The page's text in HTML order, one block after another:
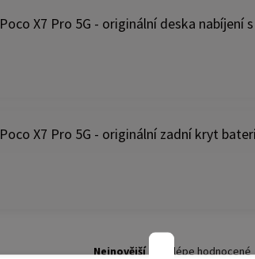
Poco X7 Pro 5G - originální deska nabíjení
Poco X7 Pro 5G - originální zadní kryt
Nejnovější Nejlépe hodnocené